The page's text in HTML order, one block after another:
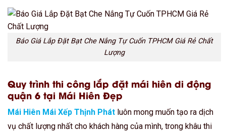
Báo Giá Lắp Đặt Bạt Che Nắng Tự Cuốn TPHCM Giá Rẻ Chất
Lượng
Quy trình thi công lắp đặt mái hiên di động
quận 6 tại Mái Hiên Đẹp
Mái Hiên Mái Xếp Thịnh Phát luôn mong muốn tạo ra dịch
vụ chất lượng nhất cho khách hàng của mình, trong khâu thi